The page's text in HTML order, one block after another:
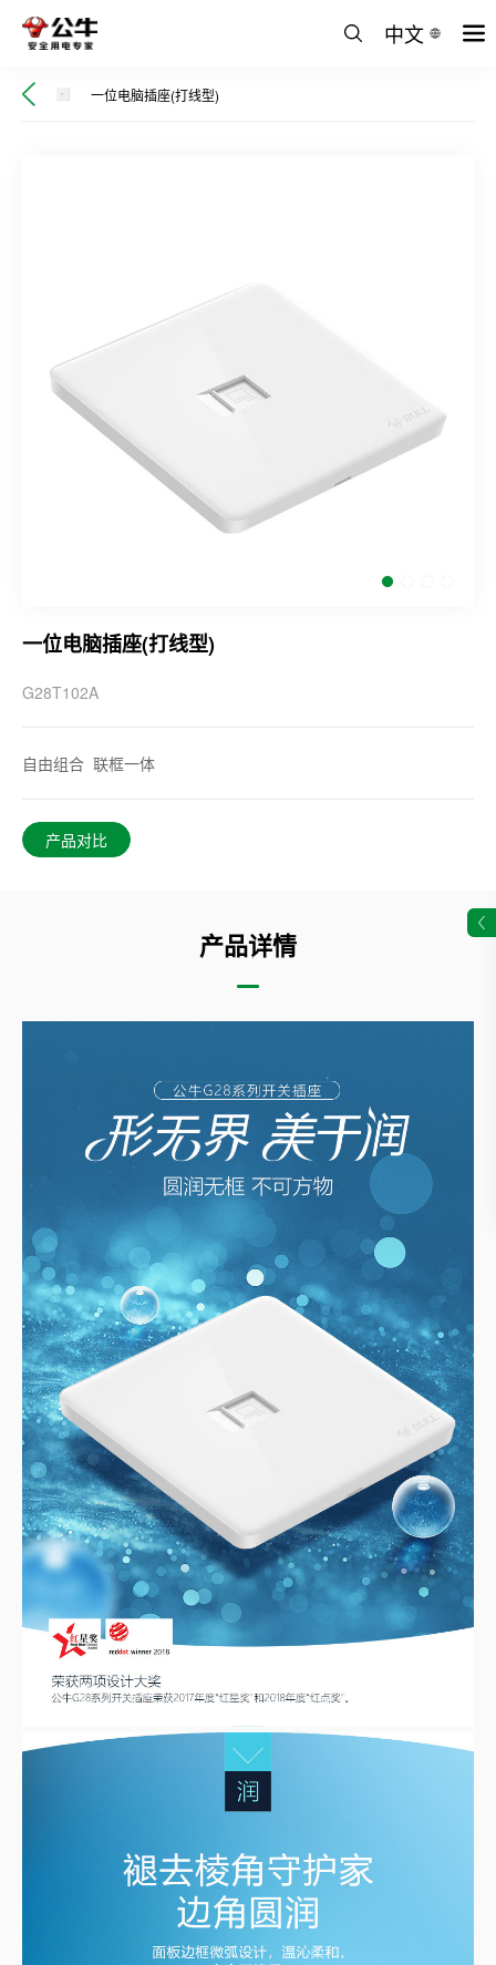
中文
一位电脑插座(打线型)
一位电脑插座(打线型)
G28T102A
自由组合 联框一体
产品对比
产品详情